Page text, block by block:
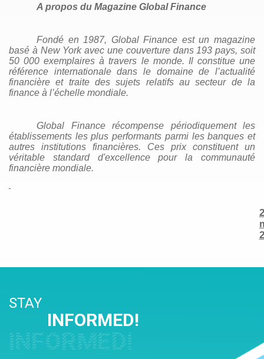
A propos du Magazine Global Finance
Fondé en 1987, Global Finance est un magazine
basé à New York avec une couverture dans 193 pays, soit
50 000 exemplaires à travers le monde. Il constitue une
référence internationale dans le domaine de l’actualité
financière et traite des sujets relatifs au secteur de la
finance à l’échelle mondiale.
Global Finance récompense périodiquement les
établissements les plus performants parmi les banques et
autres institutions financières. Ces prix constituent un
véritable standard d'excellence pour la communauté
financière mondiale.
STAY
INFORMED!
INFORMED!